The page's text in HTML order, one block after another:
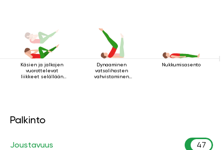
Käsien ja jalkojen
vuorottelevat
liikkeet selällään
Dynaaminen
vatsalihasten
vahvistaminen
Nukkumisasento
Palkinto
Joustavuus 47